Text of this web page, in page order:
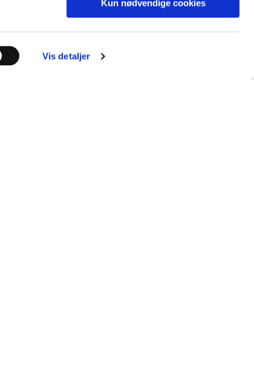
Vis detaljer
Kun nødvendige cookies